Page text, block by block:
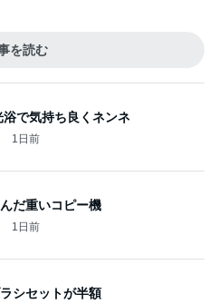
を読む
で気持ち良くネンネ
1日前
だ重いコピー機
1日前
シセットが半額